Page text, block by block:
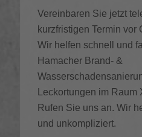
Vereinbaren Sie jetzt
kurzfristigen Termin vor
Wir helfen schnell und
Hamacher Brand- &
Leckortungen im Raum
Rufen Sie uns an. Wir
und unkompliziert.